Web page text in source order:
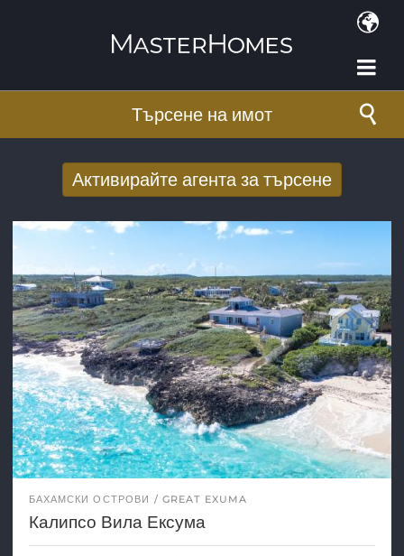
Търсене на имот
Активирайте агента за търсене
търсенето по имейл
E-mail адрес*
БАХАМСКИ ОСТРОВИ GREAT EXUMA
Калипсо Вила Ексума